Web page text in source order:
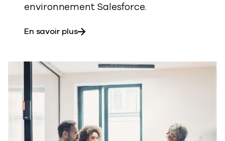
environnement Salesforce.
En savoir plussur la protection de vos données de